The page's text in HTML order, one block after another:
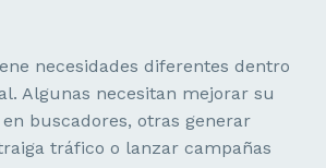
necesidades diferentes dentro
Algunas necesitan mejorar su
buscadores, otras generar
tráfico o lanzar campañas